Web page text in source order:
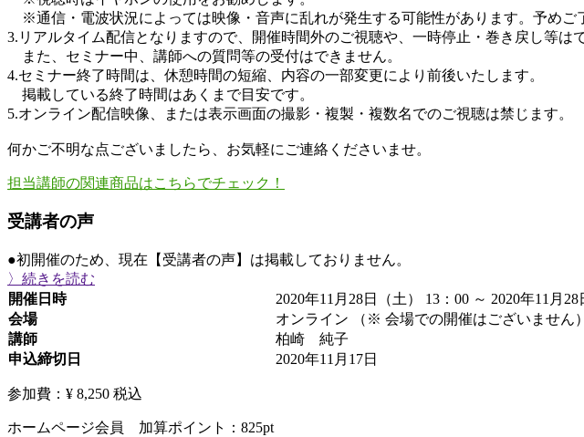
※通信・電波状況によっては映像・音声に乱れが発生する可能性があります。予めご
3.リアルタイム配信となりますので、開催時間外のご視聴や、一時停止・巻き戻し等は
また、セミナー中、講師への質問等の受付はできません。
4.セミナー終了時間は、休憩時間の短縮、内容の一部変更により前後いたします。
掲載している終了時間はあくまで目安です。
5.オンライン配信映像、または表示画面の撮影・複製・複数名でのご視聴は禁じます。
何かご不明な点ございましたら、お気軽にご連絡くださいませ。
担当講師の関連商品はこちらでチェック！
受講者の声
●初開催のため、現在【受講者の声】は掲載しておりません。
〉続きを読む
開催日時
2020年11月28日（土） 13：00 ～ 2020年11月
会場
オンライン （※ 会場での開催はございません）
講師
柏崎 純子
申込締切日
2020年11月17日
参加費：¥ 8,250 税込
ホームページ会員 加算ポイント： 825pt